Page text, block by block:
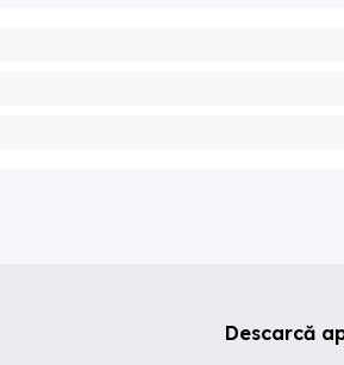
Descarcă